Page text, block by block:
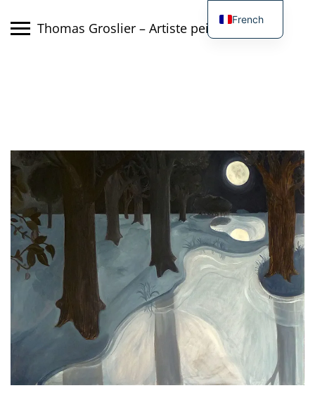
Thomas Groslier – Artiste peintre
French
English